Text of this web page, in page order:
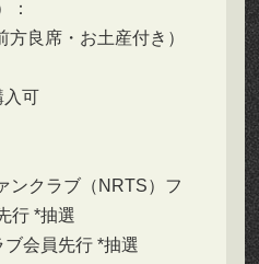
：
方良席・お土産付き）
可
ンクラブ（NRTS）フ
行 *抽選
会員先行 *抽選